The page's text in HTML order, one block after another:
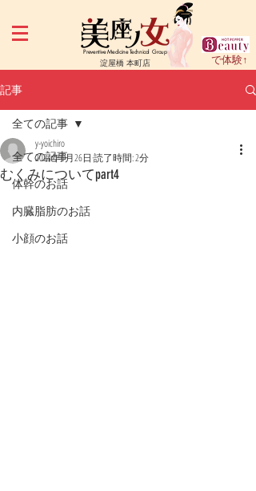
Preventive Medicine Technical Group
淀屋橋 本町店 で体験↑
記事
全ての記事
体幹のお話
内臓脂肪のお話
小顔のお話
全ての記事
むくみについてpart4
y-yoichiro
2024年6月26日 読了時間: 2分